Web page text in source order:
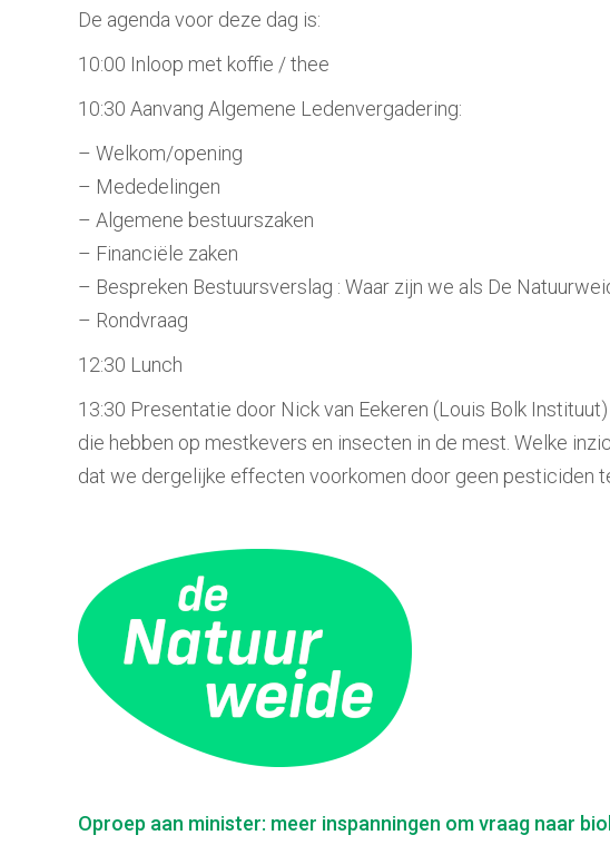
De agenda voor deze dag is:
10:00 Inloop met koffie / thee
10:30 Aanvang Algemene Ledenvergadering:
– Welkom/opening
– Mededelingen
– Algemene bestuurszaken
– Financiële zaken
– Bespreken Bestuursverslag : Waar zijn we als De
– Rondvraag
12:30 Lunch
13:30 Presentatie door Nick van Eekeren (Louis Bolk
die hebben op mestkevers en insecten in de mest. Welke
dat we dergelijke effecten voorkomen door geen pesticiden
Berichtnavigatie
Oproep aan minister: meer inspanningen om vraag naar